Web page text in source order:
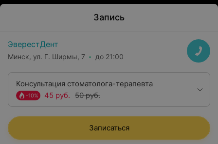
Запись
ЭверестДент
Минск, ул. Г. Ширмы, 7 до 21:00
Консультация стоматолога-терапевта
-10% 45 руб. 50 руб.
Записаться